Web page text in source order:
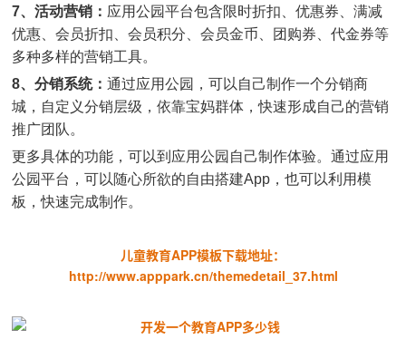
7、活动营销： 应用公园平台包含限时折扣、优惠券、满减
优惠、会员折扣、会员积分、会员金币、团购券、代金券等
多种多样的营销工具。
8、分销系统： 通过应用公园，可以自己制作一个分销商
城，自定义分销层级，依靠宝妈群体，快速形成自己的营销
推广团队。
更多具体的功能，可以到应用公园自己制作体验。通过应用
公园平台，可以随心所欲的自由搭建App，也可以利用模
板，快速完成制作。
儿童教育APP模板下载地址：
http://www.apppark.cn/themedetail_37.html